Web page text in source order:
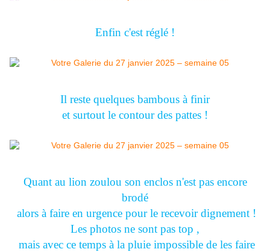
Enfin c'est réglé !
Il reste quelques bambous à finir
et surtout le contour des pattes !
Quant au lion zoulou son enclos n'est pas encore
brodé
alors à faire en urgence pour le recevoir dignement !
Les photos ne sont pas top ,
mais avec ce temps à la pluie impossible de les faire